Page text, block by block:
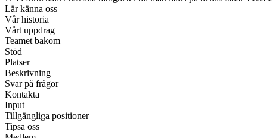
Lär känna oss
Vår historia
Vårt uppdrag
Teamet bakom
Stöd
Platser
Beskrivning
Svar på frågor
Kontakta
Input
Tillgängliga positioner
Tipsa oss